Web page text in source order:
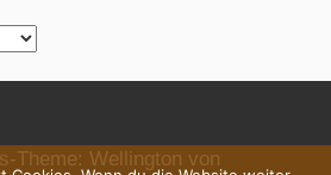
Theme: Wellington von